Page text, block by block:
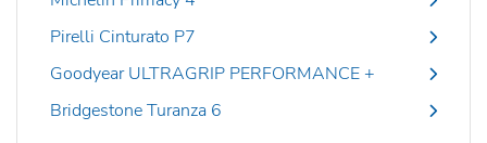
Pirelli Cinturato P7
Goodyear ULTRAGRIP PERFORMANCE +
Bridgestone Turanza 6